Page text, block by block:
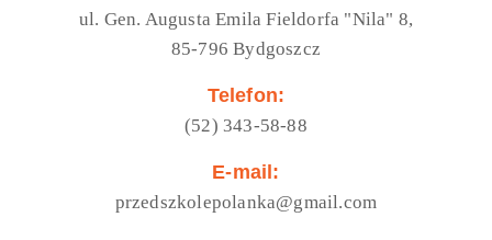
ul. Gen. Augusta Emila Fieldorfa "Nila" 8,
85-796 Bydgoszcz
Telefon:
(52) 343-58-88
E-mail:
przedszkolepolanka@gmail.com